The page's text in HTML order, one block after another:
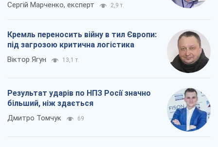
Сергій Марченко, експерт 2,9 т.
Кремль переносить війну в тил Європи:
під загрозою критична логістика
Віктор Ягун 13,1 т.
Результат ударів по НПЗ Росії значно
більший, ніж здається
Дмитро Томчук 69